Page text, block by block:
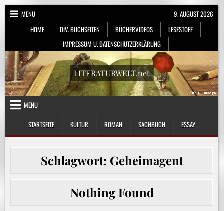
Skip
MENU
HOME
DIV. BUCHSEITEN BÜCHERVIDEOS
LESESTOFF
IMPRESSUM U. DATENSCHUTZERKLÄRUNG
9. AUGUST 2026
LITERATURWELT.net
MENU
STARTSEITE
KULTUR ROMAN SACHBUCH ESSAY
Schlagwort: Geheimagent
Nothing Found